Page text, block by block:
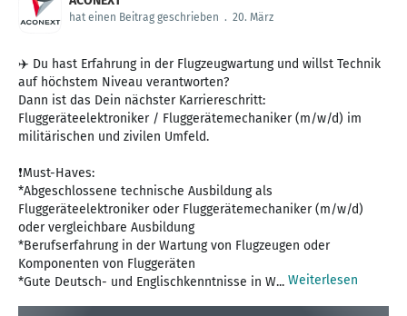
hat einen Beitrag geschrieben . 20. März
✈️ Du hast Erfahrung in der Flugzeugwartung und willst Technik
auf höchstem Niveau verantworten?
Dann ist das Dein nächster Karriereschritt:
Fluggeräteelektroniker / Fluggerätemechaniker (m/w/d) im
militärischen und zivilen Umfeld.
❗Must-Haves:
*Abgeschlossene technische Ausbildung als
Fluggeräteelektroniker oder Fluggerätemechaniker (m/w/d)
oder vergleichbare Ausbildung
*Berufserfahrung in der Wartung von Flugzeugen oder
Komponenten von Fluggeräten
*Gute Deutsch- und Englisch­kennt­nisse in W... Weiterlesen